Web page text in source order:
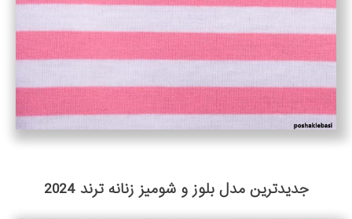
جدیدترین مدل بلوز و شومیز زنانه ترند 2024